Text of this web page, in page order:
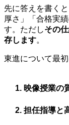
先に答えを書く
厚さ」「合格実
す。ただしその
存します。
東進について最
映像授業の
担任指導と